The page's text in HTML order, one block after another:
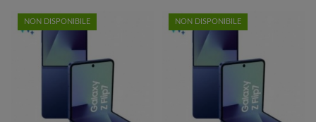
NON DISPONIBILE NON DISPONIBILE